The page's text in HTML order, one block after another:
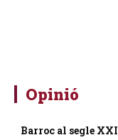
Opinió
Barroc al segle XXI